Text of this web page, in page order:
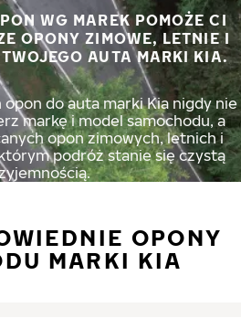
WG MAREK POMOŻE CI
OPONY ZIMOWE, LETNIE I
AUTA MARKI KIA.
opon do auta marki Kia nigdy nie
markę i model samochodu, a
opon zimowych, letnich i
podróż stanie się czystą
OPONY
MARKI KIA